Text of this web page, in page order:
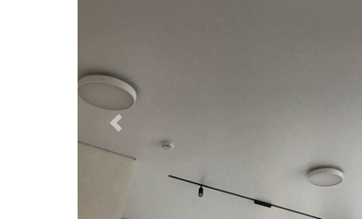
Previous